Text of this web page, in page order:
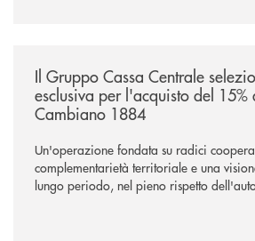
Il Gruppo Cassa Centrale
esclusiva per l'acquisto del 15%
Cambiano 1884
Un'operazione fondata su radici
complementarietà territoriale e una
lungo periodo, nel pieno rispetto
negoziazione esclusiva per la